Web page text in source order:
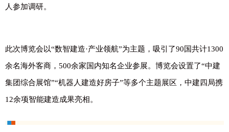
人参加调研。
此次博览会以“数智建造·产业领航”为主题，吸引了90国共计1300
余名海外客商，500余家国内知名企业参展。博览会设置了“中建
集团综合展馆”“机器人建造好房子”等多个主题展区，中建四局携
12余项智能建造成果亮相。